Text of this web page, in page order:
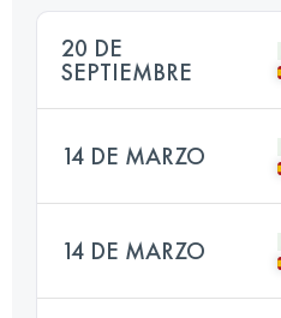
20 DE
SEPTIEMBRE
14 DE MARZO
14 DE MARZO